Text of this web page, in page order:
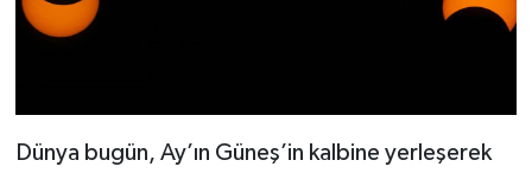
Dünya bugün, Ay’ın Güneş’in kalbine yerleşerek